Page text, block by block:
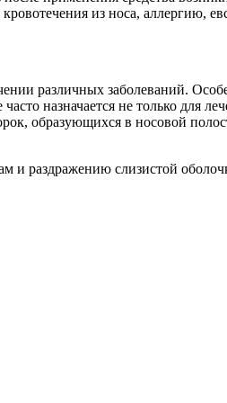
из носа, аллергию,
различных заболеваний.
назначается не только для
образующихся в носовой
и раздражению слизистой